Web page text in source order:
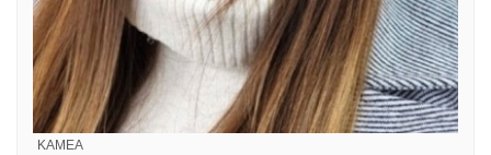
KAMEA